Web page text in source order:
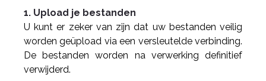
1. Upload je bestanden
U kunt er zeker van zijn dat uw bestanden veilig
worden geüpload via een versleutelde verbinding.
De bestanden worden na verwerking definitief
verwijderd.